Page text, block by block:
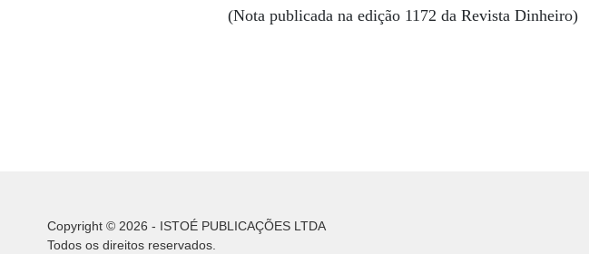
(Nota publicada na edição 1172 da Revista Dinheiro)
Copyright © 2026 - ISTOÉ PUBLICAÇÕES LTDA
Todos os direitos reservados.